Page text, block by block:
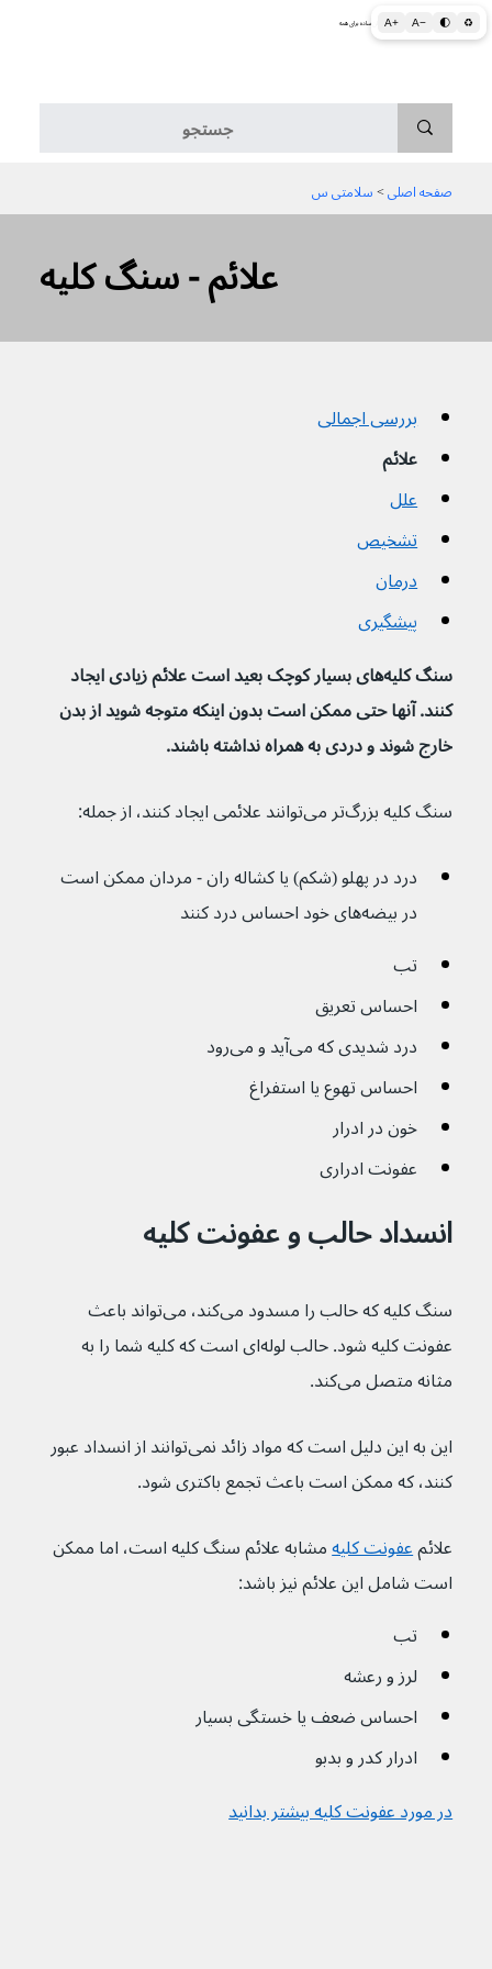
A+ A− 🌓 ♻ اطلاعات پزشکی و بهداشتی به زبان ساده برای همه
صفحه اصلی > سلامتی س
علائم - سنگ کلیه
بررسی اجمالی
علائم
علل
تشخیص
درمان
پیشگیری
سنگ کلیه‌های بسیار کوچک بعید است علائم زیادی ایجاد
کنند. آنها حتی ممکن است بدون اینکه متوجه شوید از بدن
خارج شوند و دردی به همراه نداشته باشند.
سنگ کلیه بزرگ‌تر می‌توانند علائمی ایجاد کنند، از جمله:
درد در پهلو (شکم) یا کشاله ران - مردان ممکن است
در بیضه‌های خود احساس درد کنند
تب
احساس تعریق
درد شدیدی که می‌آید و می‌رود
احساس تهوع یا استفراغ
خون در ادرار
عفونت ادراری
انسداد حالب و عفونت کلیه
سنگ کلیه که حالب را مسدود می‌کند، می‌تواند باعث
عفونت کلیه شود. حالب لوله‌ای است که کلیه شما را به
مثانه متصل می‌کند.
این به این دلیل است که مواد زائد نمی‌توانند از انسداد عبور
کنند، که ممکن است باعث تجمع باکتری شود.
علائم عفونت کلیهمشابه علائم سنگ کلیه است، اما ممکن
است شامل این علائم نیز باشد:
تب
لرز و رعشه
احساس ضعف یا خستگی بسیار
ادرار کدر و بدبو
در مورد عفونت کلیه بیشتر بدانید